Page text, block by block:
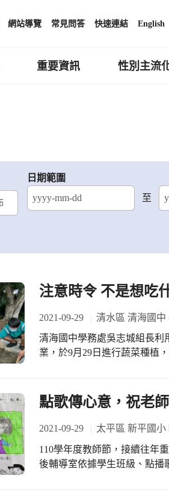
網站導覽 常見問答 快速連結 English
重要資訊 性別主流
日期範圍
至
結束日期
注意時令 不是想吃
2021-09-29 清水區 清海國中
清海國中學務處吳志城組長利
業，於9月29日進行蔬菜種植
的作物。他說現在時令是處暑
八月豆、落花生、大豆、花椰
下田體驗種植的喜悅。 學生完成種植後，大夥均臉上帶著笑意地欣賞成果。趙先生
請學生對新種植菜苗充分澆
與傍晚各澆水一次為宜；冬季
壤濕潤則不需澆水。
點歌傳心意，祝老
2021-09-29 太平區 新平國小
110學年度教師節，接續往年
後輔導室依據學生班級、點播